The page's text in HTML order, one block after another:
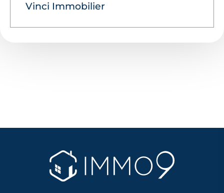
Vinci Immobilier